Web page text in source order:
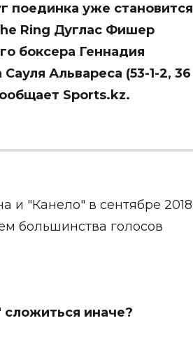
поединка уже становится
Ring Дуглас Фишер
боксера Геннадия
Альвареса (53-1-2, 36
Sports.kz.
и "Канело" в сентябре 2018
большинства голосов
иначе?